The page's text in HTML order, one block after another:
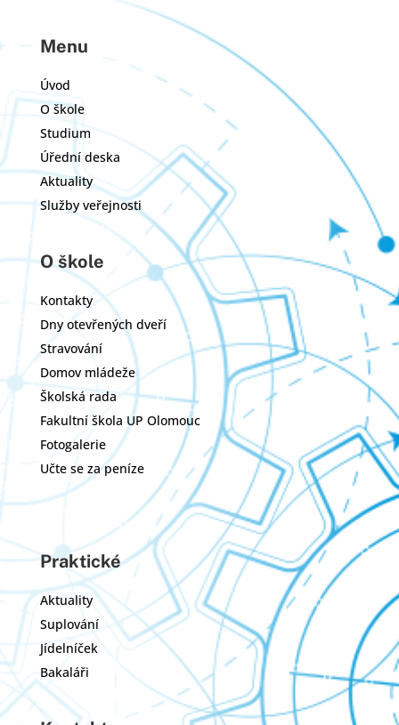
Menu
Úvod
O škole
Studium
Úřední deska
Aktuality
Služby veřejnosti
O škole
Kontakty
Dny otevřených dveří
Stravování
Domov mládeže
Školská rada
Fakultní škola UP Olomouc
Fotogalerie
Učte se za peníze
Praktické
Aktuality
Suplování
Jídelníček
Bakaláři